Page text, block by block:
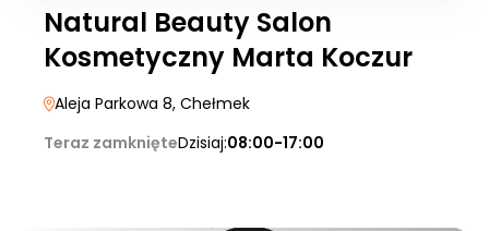
Natural Beauty Salon
Kosmetyczny Marta Koczur
Aleja Parkowa 8, Chełmek
Teraz zamknięteDzisiaj:08:00-17:00